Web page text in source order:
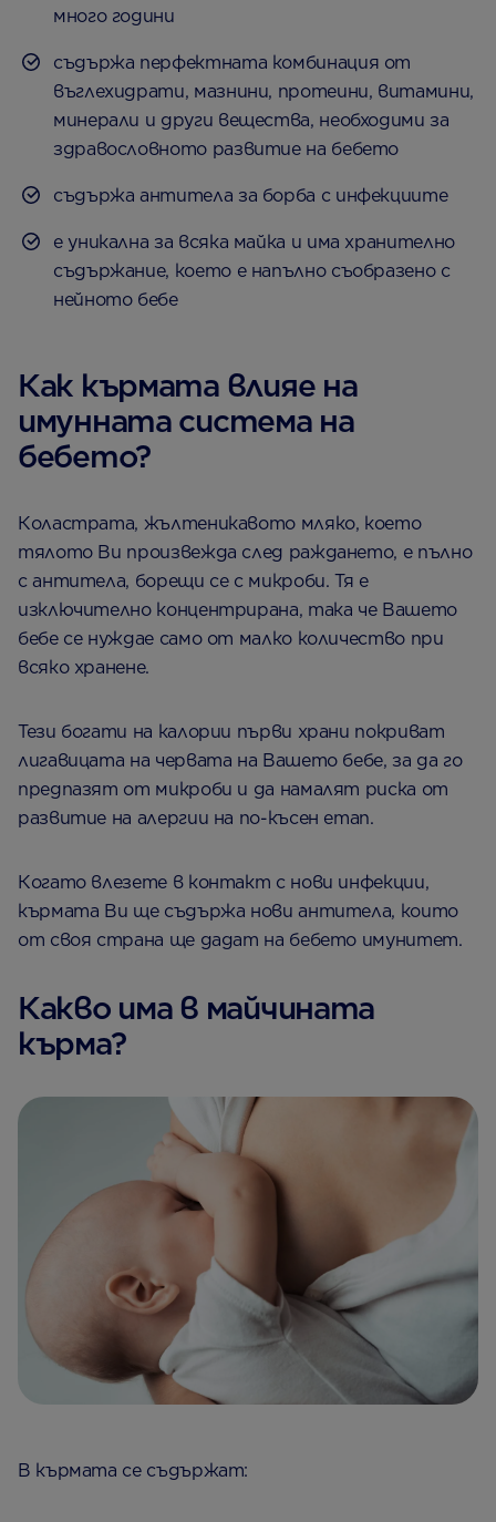
много години
съдържа перфектната комбинация от
въглехидрати, мазнини, протеини, витамини,
минерали и други вещества, необходими за
здравословното развитие на бебето
съдържа антитела за борба с инфекциите
е уникална за всяка майка и има хранително
съдържание, което е напълно съобразено с
нейното бебе
Как кърмата влияе на
имунната система на
бебето?
Коластрата, жълтеникавото мляко, което
тялото Ви произвежда след раждането, е пълно
с антитела, борещи се с микроби. Тя е
изключително концентрирана, така че Вашето
бебе се нуждае само от малко количество при
всяко хранене.
Тези богати на калории първи храни покриват
лигавицата на червата на Вашето бебе, за да го
предпазят от микроби и да намалят риска от
развитие на алергии на по-късен етап.
Когато влезете в контакт с нови инфекции,
кърмата Ви ще съдържа нови антитела, които
от своя страна ще дадат на бебето имунитет.
Какво има в майчината
кърма?
В кърмата се съдържат: